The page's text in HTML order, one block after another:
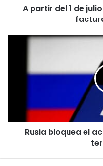
A partir del 1 de
acceso
territorio
Rusia bloquea el